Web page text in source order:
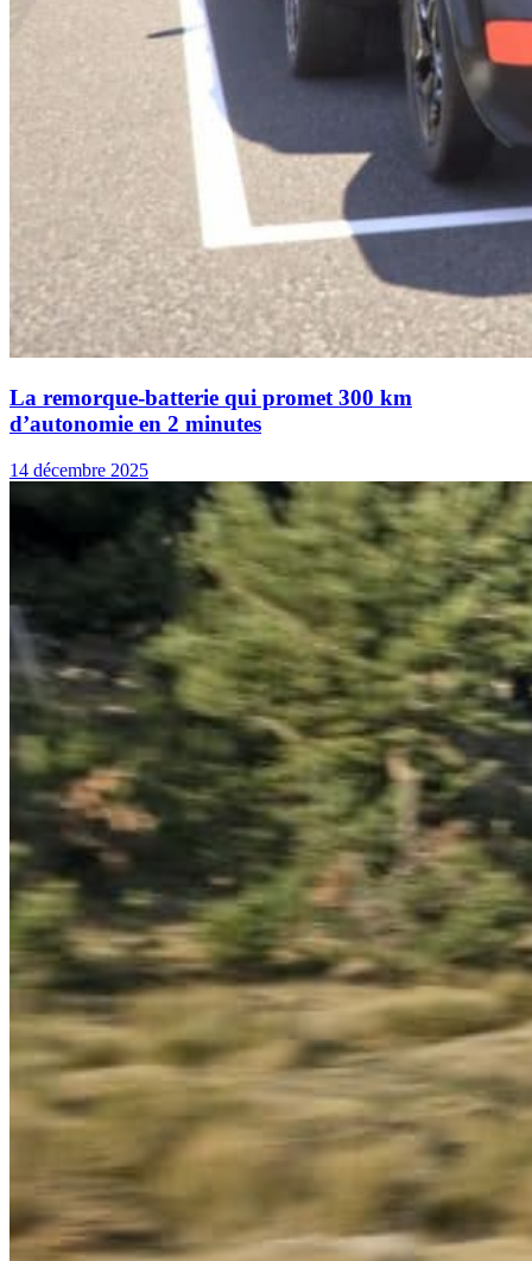
La remorque-batterie qui promet 300 km
d’autonomie en 2 minutes
14 décembre 2025